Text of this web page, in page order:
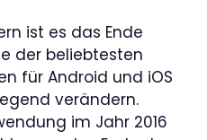
ist es das Ende
der beliebtesten
für Android und iOS
verändern.
im Jahr 2016